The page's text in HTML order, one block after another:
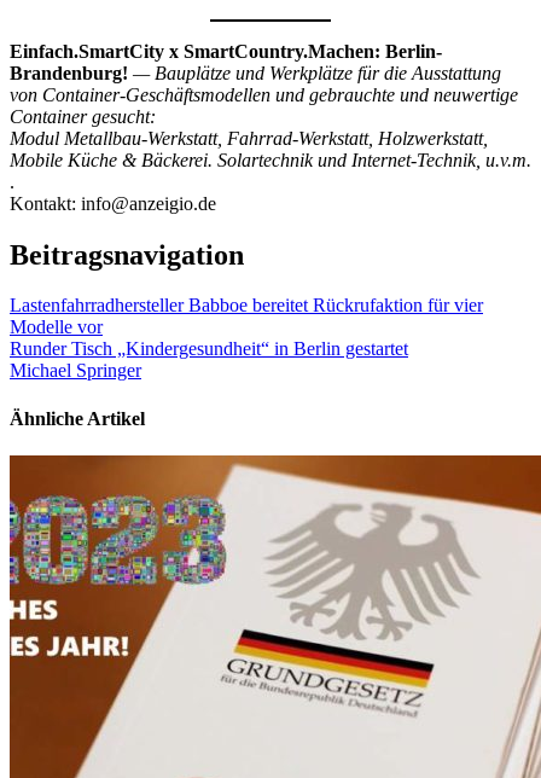
Einfach.SmartCity x SmartCountry.Machen: Berlin-
Brandenburg! — Bauplätze und Werkplätze für die Ausstattung
von Container-Geschäftsmodellen und gebrauchte und neuwertige
Container gesucht:
Modul Metallbau-Werkstatt, Fahrrad-Werkstatt, Holzwerkstatt,
Mobile Küche & Bäckerei. Solartechnik und Internet-Technik, u.v.m.
.
Kontakt: info@anzeigio.de
Beitragsnavigation
Lastenfahrradhersteller Babboe bereitet Rückrufaktion für vier
Modelle vor
Runder Tisch „Kindergesundheit“ in Berlin gestartet
Michael Springer
Ähnliche Artikel